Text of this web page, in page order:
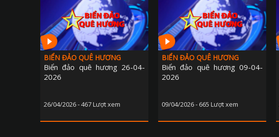
BIỂN ĐẢO QUÊ HƯƠNG
Biển đảo quê hương 26-04-
2026
26/04/2026 - 467 Lượt xem
BIỂN ĐẢO QUÊ HƯƠNG
Biển đảo quê hương 09-04-
2026
09/04/2026 - 665 Lượt xem